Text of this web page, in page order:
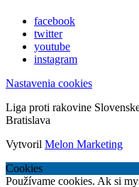
facebook
twitter
youtube
instagram
Nastavenia cookies
Liga proti rakovine
Bratislava
Vytvoril Melon Marketing
Cookies
Používame cookies. Ak si